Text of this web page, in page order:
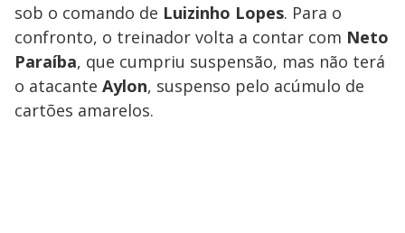
sob o comando de Luizinho Lopes. Para o
confronto, o treinador volta a contar com Neto
Paraíba, que cumpriu suspensão, mas não terá
o atacante Aylon, suspenso pelo acúmulo de
cartões amarelos.